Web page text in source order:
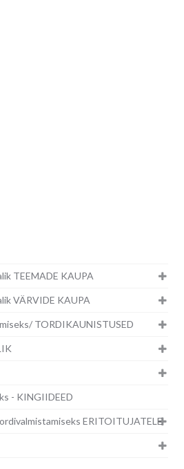
TEEMADE KAUPA
VÄRVIDE KAUPA
TORDIKAUNISTUSED
- KINGIIDEED
ERITOITUJATELE